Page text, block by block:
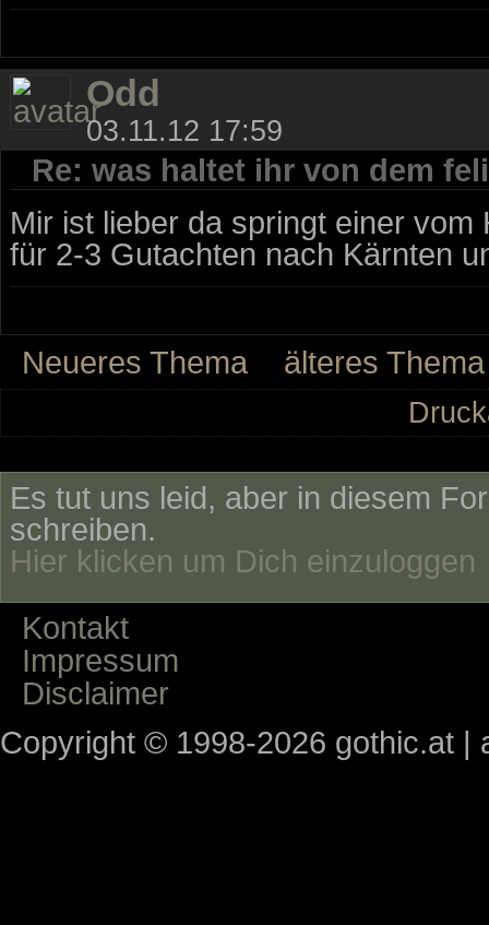
Odd
03.11.12 17:59
Re: was haltet ihr von dem
Mir ist lieber da springt einer
für 2-3 Gutachten nach Kärnten
Neueres Thema älteres Thema
Es tut uns leid, aber in diesem
schreiben.
Hier klicken um Dich einzuloggen
Kontakt
Impressum
Disclaimer
Copyright © 1998-2026 gothic.at |